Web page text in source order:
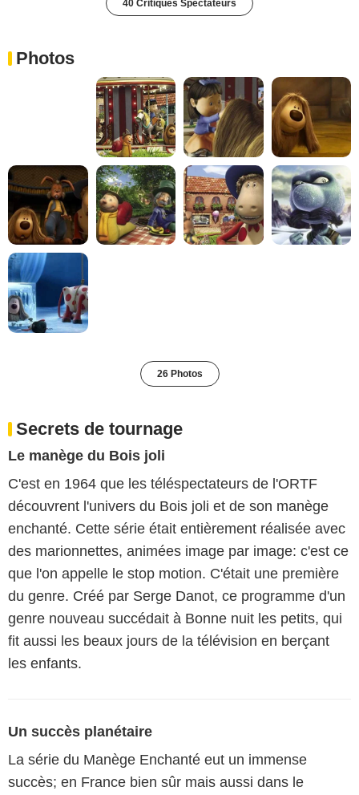
40 Critiques Spectateurs
Photos
26 Photos
Secrets de tournage
Le manège du Bois joli
C'est en 1964 que les téléspectateurs de l'ORTF
découvrent l'univers du Bois joli et de son manège
enchanté. Cette série était entièrement réalisée avec
des marionnettes, animées image par image: c'est ce
que l'on appelle le stop motion. C'était une première
du genre. Créé par Serge Danot, ce programme d'un
genre nouveau succédait à Bonne nuit les petits, qui
fit aussi les beaux jours de la télévision en berçant
les enfants.
Un succès planétaire
La série du Manège Enchanté eut un immense
succès; en France bien sûr mais aussi dans le